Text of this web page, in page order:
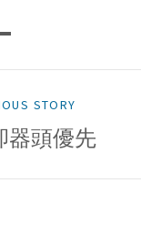
STORY
器頭優先